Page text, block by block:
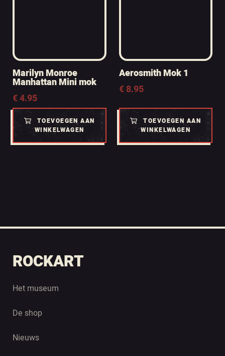
Marilyn Monroe
Manhattan Mini mok
€4.95
TOEVOEGEN AAN
WINKELWAGEN
Aerosmith Mok 1
€8.95
TOEVOEGEN AAN
WINKELWAGEN
ROCKART
Het museum
De shop
Nieuws